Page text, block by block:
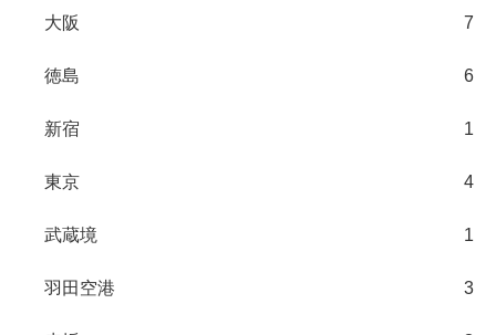
大阪 7
徳島 6
新宿 1
東京 4
武蔵境 1
羽田空港 3